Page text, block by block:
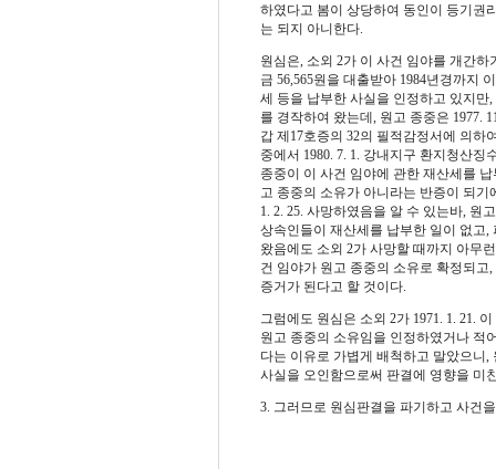
하였다고 봄이 상당하여 동인이 등기권
는 되지 아니한다.
원심은, 소외 2가 이 사건 임야를 개간
금 56,565원을 대출받아 1984년경까지
세 등을 납부한 사실을 인정하고 있지만
를 경작하여 왔는데, 원고 종중은 1977.
갑 제17호증의 32의 필적감정서에 의하
중에서 1980. 7. 1. 강내지구 환지청산징
종중이 이 사건 임야에 관한 재산세를
고 종중의 소유가 아니라는 반증이 되
1. 2. 25. 사망하였음을 알 수 있는바, 원
상속인들이 재산세를 납부한 일이 없고,
왔음에도 소외 2가 사망할 때까지 아무
건 임야가 원고 종중의 소유로 확정되
증거가 된다고 할 것이다.
그럼에도 원심은 소외 2가 1971. 1. 21.
원고 종중의 소유임을 인정하였거나 적
다는 이유로 가볍게 배척하고 말았으니
사실을 오인함으로써 판결에 영향을 미
3. 그러므로 원심판결을 파기하고 사건